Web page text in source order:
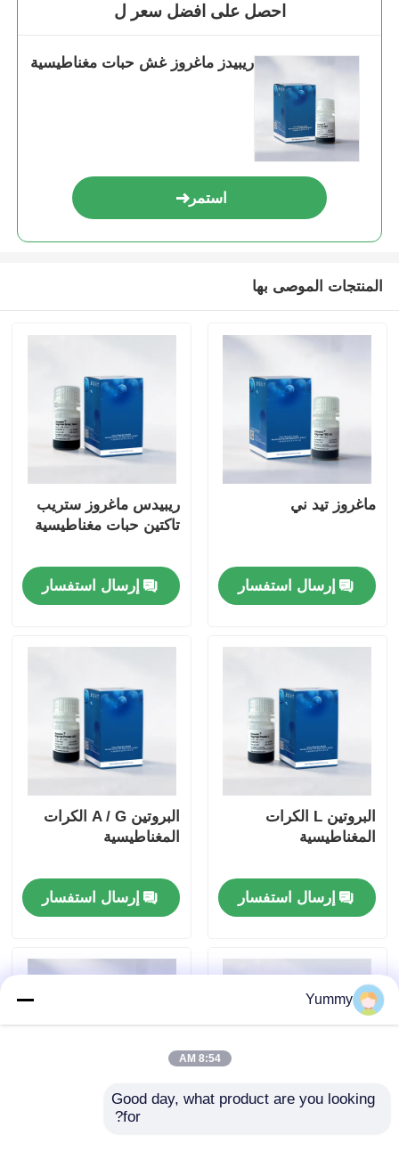
احصل على افضل سعر ل
ريبيدز ماغروز غش حبات مغناطيسية
استمر
المنتجات الموصى بها
ماغروز تيد ني
إرسال استفسار
ريبيدس ماغروز ستريب
تاكتين حبات مغناطيسية
إرسال استفسار
البروتين L الكرات
المغناطيسية
إرسال استفسار
البروتين A / G الكرات
المغناطيسية
إرسال استفسار
Yummy
8:54 AM
Good day, what product are you looking
for?